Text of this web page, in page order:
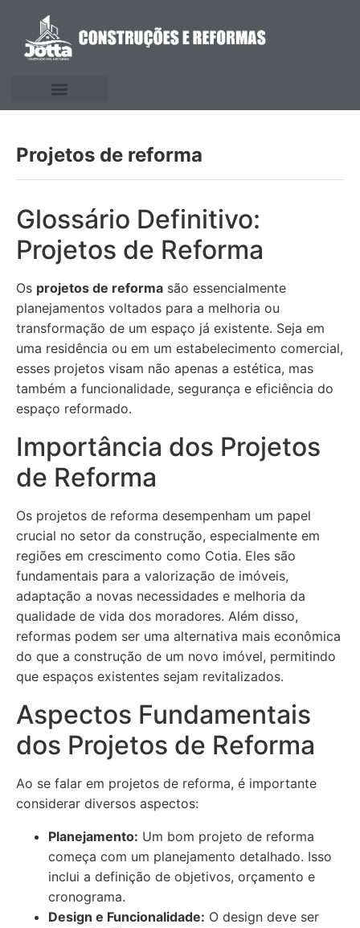
Projetos de reforma
Glossário Definitivo:
Projetos de Reforma
Os projetos de reforma são essencialmente
planejamentos voltados para a melhoria ou
transformação de um espaço já existente. Seja em
uma residência ou em um estabelecimento comercial,
esses projetos visam não apenas a estética, mas
também a funcionalidade, segurança e eficiência do
espaço reformado.
Importância dos Projetos
de Reforma
Os projetos de reforma desempenham um papel
crucial no setor da construção, especialmente em
regiões em crescimento como Cotia. Eles são
fundamentais para a valorização de imóveis,
adaptação a novas necessidades e melhoria da
qualidade de vida dos moradores. Além disso,
reformas podem ser uma alternativa mais econômica
do que a construção de um novo imóvel, permitindo
que espaços existentes sejam revitalizados.
Aspectos Fundamentais
dos Projetos de Reforma
Ao se falar em projetos de reforma, é importante
considerar diversos aspectos:
Planejamento: Um bom projeto de reforma
começa com um planejamento detalhado. Isso
inclui a definição de objetivos, orçamento e
cronograma.
Design e Funcionalidade: O design deve ser